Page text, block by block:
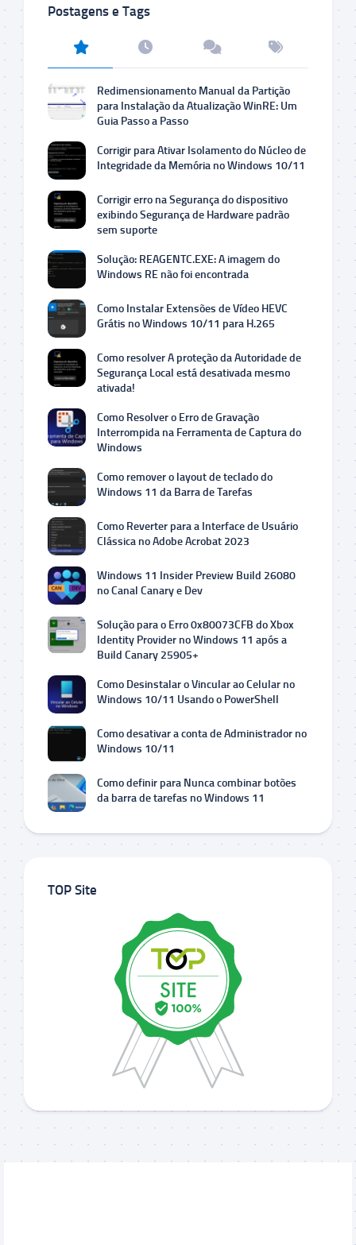
Postagens e Tags
Redimensionamento Manual da Partição
para Instalação da Atualização WinRE: Um
Guia Passo a Passo
Corrigir para Ativar Isolamento do Núcleo de
Integridade da Memória no Windows 10/11
Corrigir erro na Segurança do dispositivo
exibindo Segurança de Hardware padrão
sem suporte
Solução: REAGENTC.EXE: A imagem do
Windows RE não foi encontrada
Como Instalar Extensões de Vídeo HEVC
Grátis no Windows 10/11 para H.265
Como resolver A proteção da Autoridade de
Segurança Local está desativada mesmo
ativada!
Como Resolver o Erro de Gravação
Interrompida na Ferramenta de Captura do
Windows
Como remover o layout de teclado do
Windows 11 da Barra de Tarefas
Como Reverter para a Interface de Usuário
Clássica no Adobe Acrobat 2023
Windows 11 Insider Preview Build 26080
no Canal Canary e Dev
Solução para o Erro 0x80073CFB do Xbox
Identity Provider no Windows 11 após a
Build Canary 25905+
Como Desinstalar o Vincular ao Celular no
Windows 10/11 Usando o PowerShell
Como desativar a conta de Administrador no
Windows 10/11
Como definir para Nunca combinar botões
da barra de tarefas no Windows 11
TOP Site